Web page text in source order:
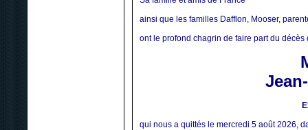
ainsi que les familles Dafflon, Mooser,
ont le profond chagrin de faire part du décès
qui nous a quittés le mercredi 5 août 2026,